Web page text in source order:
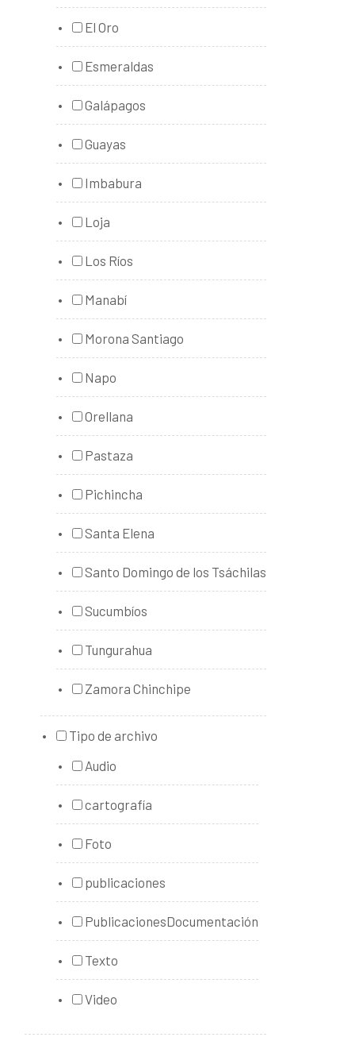
El Oro
Esmeraldas
Galápagos
Guayas
Imbabura
Loja
Los Ríos
Manabí
Morona Santiago
Napo
Orellana
Pastaza
Pichincha
Santa Elena
Santo Domingo de los Tsáchilas
Sucumbíos
Tungurahua
Zamora Chinchipe
Tipo de archivo
Audio
cartografía
Foto
publicaciones
PublicacionesDocumentación
Texto
Video